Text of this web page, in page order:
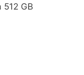
512 GB